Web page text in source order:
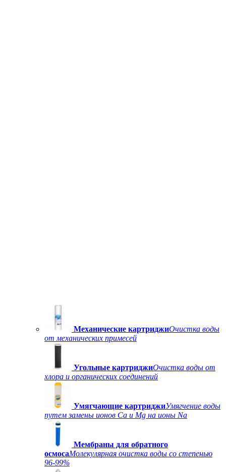
Механические картриджиОчистка воды
от механических примесей
Угольные картриджиОчистка воды от
хлора и органических соединений
Умягчающие картриджиУмягчение воды
путем замены ионов Ca и Mg на ионы Na
Мембраны для обратного
осмосаМолекулярная очистка воды со степенью
96-99%